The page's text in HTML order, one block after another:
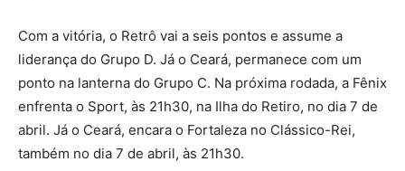
Com a vitória, o Retrô vai a seis pontos e assume a
liderança do Grupo D. Já o Ceará, permanece com um
ponto na lanterna do Grupo C. Na próxima rodada, a Fênix
enfrenta o Sport, às 21h30, na Ilha do Retiro, no dia 7 de
abril. Já o Ceará, encara o Fortaleza no Clássico-Rei,
também no dia 7 de abril, às 21h30.